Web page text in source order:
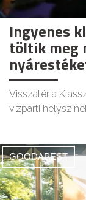
Ingyenes
töltik meg
Visszatér a
vízparti
GOODAPEST